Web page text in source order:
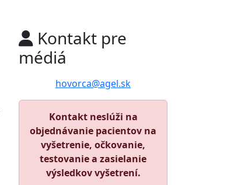
Kontakt pre
médiá
hovorca@agel.sk
Kontakt neslúži na
objednávanie pacientov na
vyšetrenie, očkovanie,
testovanie a zasielanie
výsledkov vyšetrení.